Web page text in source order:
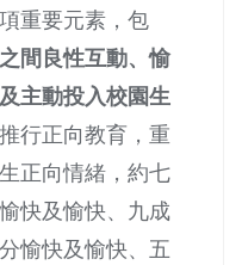
重要元素，包
間良性互動、愉
主動投入校園生
行正向教育，重
正向情緒，約七
快及愉快、九成
愉快及愉快、五